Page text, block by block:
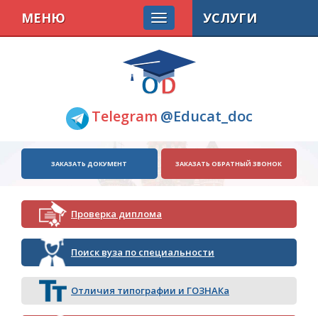
Telegram @Educat_doc
МЕНЮ
ЗАКАЗАТЬ ДОКУМЕНТ ЗАКАЗАТЬ ОБРАТНЫЙ ЗВОНОК
Проверка диплома
Поиск вуза по специальности
Отличия типографии и ГОЗНАКа
УСЛУГИ